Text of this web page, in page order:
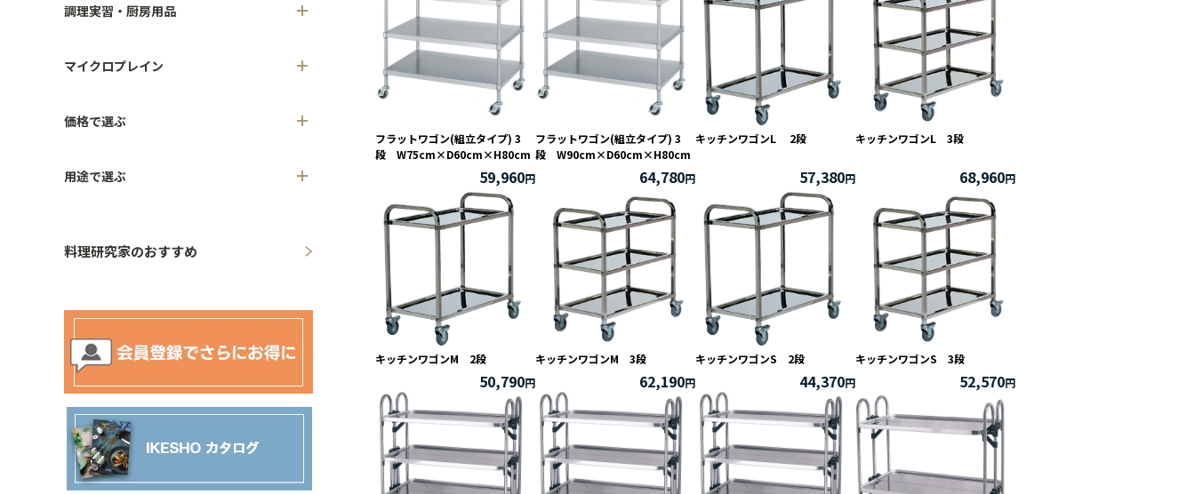
調理実習・厨房用品
マイクロプレイン
価格で選ぶ
用途で選ぶ
料理研究家のおすすめ
フラットワゴン(組立タイプ) 3
段 W75cm×D60cm×H80cm
59,960
フラットワゴン(組立タイプ) 3
段 W90cm×D60cm×H80cm
64,780
キッチンワゴンL 2段
57,380
キッチンワゴンL 3段
68,960
キッチンワゴンM 2段
50,790
キッチンワゴンM 3段
62,190
キッチンワゴンS 2段
44,370
キッチンワゴンS 3段
52,570